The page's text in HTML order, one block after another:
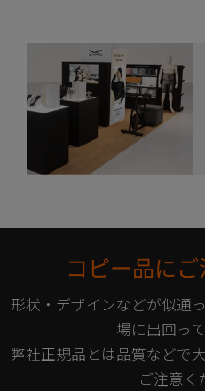
コピー品に
形状・デザインなどが似通
場に出回っ
弊社正規品とは品質などで
ご注意く